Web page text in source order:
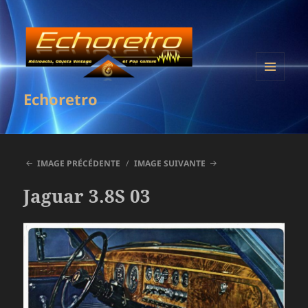
Echoretro
IMAGE PRÉCÉDENTE IMAGE SUIVANTE
Jaguar 3.8S 03